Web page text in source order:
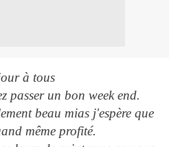
à tous
passer un bon week end.
beau mias j'espère que
même profité.